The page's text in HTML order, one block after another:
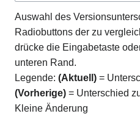
Auswahl des
Radiobuttons der zu
drücke die Eingabetaste
unteren Rand.
Legende: (Aktuell) =
(Vorherige) = Unterschied
Kleine Änderung